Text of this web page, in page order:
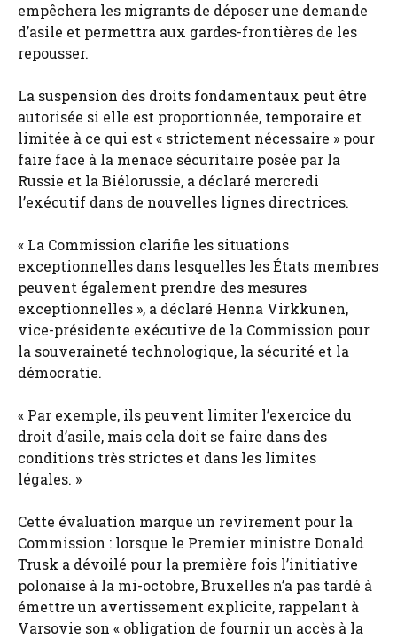
empêchera les migrants de déposer une demande
d’asile et permettra aux gardes-frontières de les
repousser.
La suspension des droits fondamentaux peut être
autorisée si elle est proportionnée, temporaire et
limitée à ce qui est « strictement nécessaire » pour
faire face à la menace sécuritaire posée par la
Russie et la Biélorussie, a déclaré mercredi
l’exécutif dans de nouvelles lignes directrices.
« La Commission clarifie les situations
exceptionnelles dans lesquelles les États membres
peuvent également prendre des mesures
exceptionnelles », a déclaré Henna Virkkunen,
vice-présidente exécutive de la Commission pour
la souveraineté technologique, la sécurité et la
démocratie.
« Par exemple, ils peuvent limiter l’exercice du
droit d’asile, mais cela doit se faire dans des
conditions très strictes et dans les limites
légales. »
Cette évaluation marque un revirement pour la
Commission : lorsque le Premier ministre Donald
Trusk a dévoilé pour la première fois l’initiative
polonaise à la mi-octobre, Bruxelles n’a pas tardé à
émettre un avertissement explicite, rappelant à
Varsovie son « obligation de fournir un accès à la